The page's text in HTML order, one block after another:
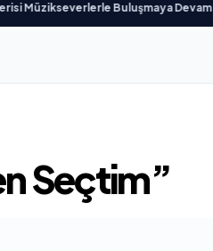
Buluşmaya Devam Ediyor
Seçtim”